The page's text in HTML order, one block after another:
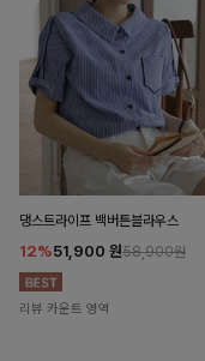
댕스트라이프 백버튼블라우스
12%51,900 원58,900원
리뷰 카운트 영역